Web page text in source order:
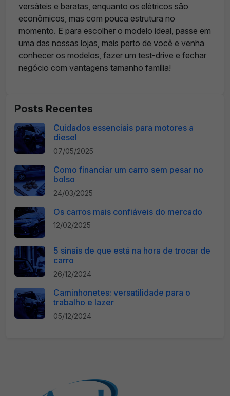
versáteis e baratas, enquanto os elétricos são
econômicos, mas com pouca estrutura no
momento. E para escolher o modelo ideal, passe em
uma das nossas lojas, mais perto de você e venha
conhecer os modelos, fazer um test-drive e fechar
negócio com vantagens tamanho família!
Posts Recentes
Cuidados essenciais para motores a
diesel
07/05/2025
Como financiar um carro sem pesar no
bolso
24/03/2025
Os carros mais confiáveis do mercado
12/02/2025
5 sinais de que está na hora de trocar de
carro
26/12/2024
Caminhonetes: versatilidade para o
trabalho e lazer
05/12/2024